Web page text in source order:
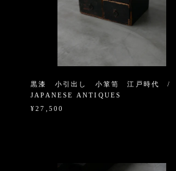
黒漆 小引出し 小箪笥 江戸時代 /
JAPANESE ANTIQUES
¥27,500